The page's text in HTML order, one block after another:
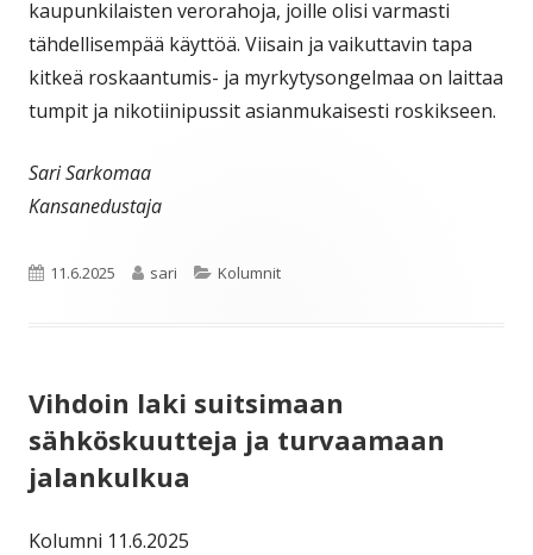
kaupunkilaisten verorahoja, joille olisi varmasti
tähdellisempää käyttöä. Viisain ja vaikuttavin tapa
kitkeä roskaantumis- ja myrkytysongelmaa on laittaa
tumpit ja nikotiinipussit asianmukaisesti roskikseen.
Sari Sarkomaa
Kansanedustaja
Julkaistu
11.6.2025 Kirjoittaja
sari Kategoriat
Kolumnit
Vihdoin laki suitsimaan
sähköskuutteja ja turvaamaan
jalankulkua
Kolumni 11.6.2025